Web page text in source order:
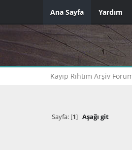
Ana Sayfa Yardım
Kayıp Rıhtım Arşiv
Sayfa: [1] Aşağı git